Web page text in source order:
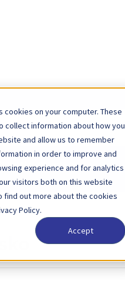
cookies on your computer. These
collect information about how you
and allow us to remember
in order to improve and
experience and for analytics
visitors both on this website
find out more about the cookies
Policy.
Accept
Znalostní databáze